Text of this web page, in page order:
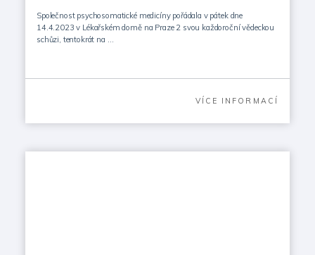
Společnost psychosomatické medicíny pořádala v pátek dne
14.4.2023 v Lékařském domě na Praze 2 svou každoroční vědeckou
schůzi, tentokrát na …
VÍCE INFORMACÍ